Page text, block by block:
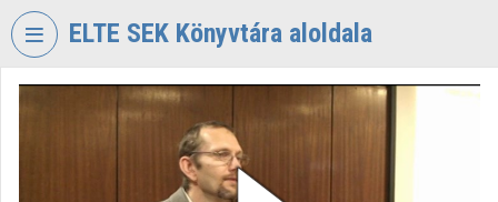
Fejléc kihagyása
ELTE SEK Könyvtára aloldala
TORIUM